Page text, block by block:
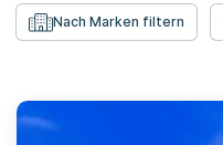
Nach Marken filtern